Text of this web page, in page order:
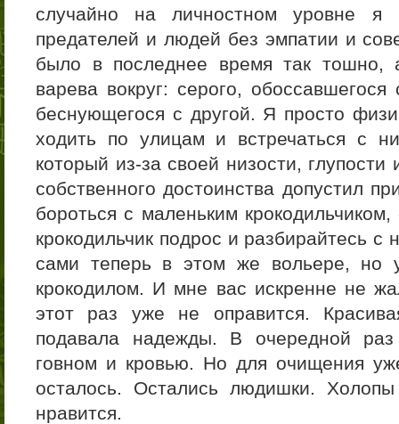
случайно на личностном уровне я
предателей и людей без эмпатии и
было в последнее время так тошно,
варева вокруг: серого,
беснующегося с другой. Я просто
ходить по улицам и встречаться с
который из-за своей низости, глупости
собственного достоинства допустил
бороться с маленьким
крокодильчик подрос и разбирайтесь
сами теперь в этом же вольере,
крокодилом. И мне вас искренне не
этот раз уже не оправится.
подавала надежды. В очередной
говном и кровью. Но для очищения
осталось. Остались людишки.
нравится.